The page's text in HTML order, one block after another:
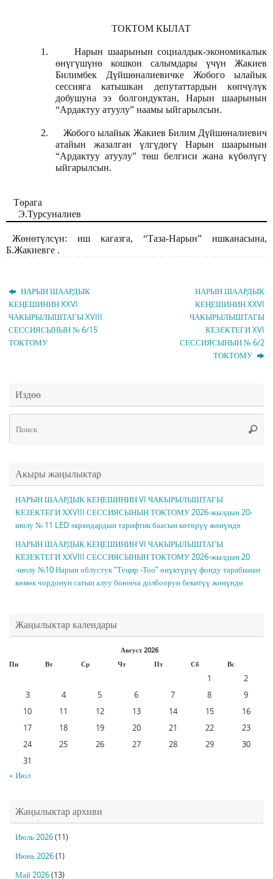
ТОКТОМ КЫЛАТ
1.
Нарын шаарынын социалдык-экономикалык
өнүгүшүнө кошкон салымдары үчүн Жакиев
Билимбек Дүйшөналиевичке Жобого ылайык
сессияга катышкан депутаттардын көпчүлүк
добушуна ээ болгондуктан, Нарын шаарынын
“Ардактуу атуулу” наамы ыйгарылсын.
2.
Жобого ылайык Жакиев Билим Дүйшөналиевич
атайын жазалган үлгүдөгү Нарын шаарынын
“Ардактуу атуулу” төш белгиси жана күбөлүгү
ыйгарылсын.
Төрага
Э.Турсуналиев
Жөнөтүлсүн: иш кагазга, “Таза-Нарын” ишканасына,
Б.Жакиевге .
НАРЫН ШААРДЫК
КЕҢЕШИНИН XXVI
ЧАКЫРЫЛЫШТАГЫ XVIII
СЕССИЯСЫНЫН № 6/15
ТОКТОМУ
НАРЫН ШААРДЫК
КЕҢЕШИНИН XXVI
ЧАКЫРЫЛЫШТАГЫ
КЕЗЕКТЕГИ XVI
СЕССИЯСЫНЫН № 6/2
ТОКТОМУ
Издөө
Поиск
Акыры жаңылыктар
НАРЫН ШААРДЫК КЕҢЕШИНИН VI ЧАКЫРЫЛЫШТАГЫ
КЕЗЕКТЕГИ ХXVIII СЕССИЯСЫНЫН ТОКТОМУ 2026-жылдын 20-
июлу № 11 LED экрандардын тарифтик баасын көтөрүү жөнүндө
НАРЫН ШААРДЫК КЕҢЕШИНИН VI ЧАКЫРЫЛЫШТАГЫ
КЕЗЕКТЕГИ ХXVIII СЕССИЯСЫНЫН ТОКТОМУ 2026-жылдын 20
-июлу №10 Нарын облустук “Теңир -Тоо” өнүктүрүү фонду тарабынан
көмөк чордонун сатып алуу боюнча долбоорун бекитүү жөнүндө
Жаңылыктар календары
Август 2026
Пн
Вт Ср Чт Пт Сб Вс
1
2
3
4 5 6 7 8
9
10
11 12 13 14 15
16
17
18 19 20 21 22
23
24
25 26 27 28 29
30
31
« Июл
Жаңылыктар архиви
Июль 2026(11)
Июнь 2026(1)
Май 2026(13)